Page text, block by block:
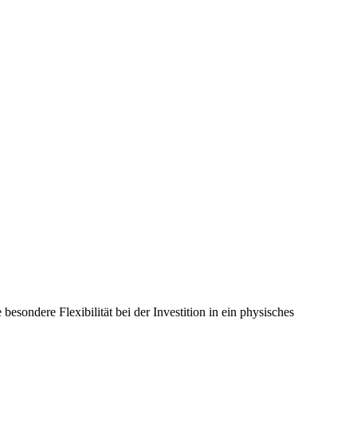
Flexibilität bei der Investition in ein physisches